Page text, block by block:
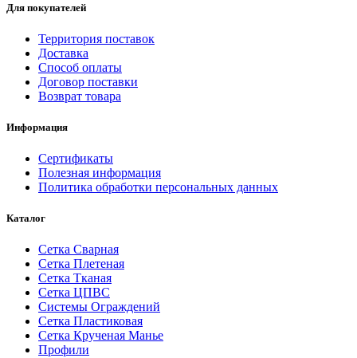
Для покупателей
Территория поставок
Доставка
Способ оплаты
Договор поставки
Возврат товара
Информация
Сертификаты
Полезная информация
Политика обработки персональных данных
Каталог
Сетка Сварная
Сетка Плетеная
Сетка Тканая
Сетка ЦПВС
Системы Ограждений
Сетка Пластиковая
Сетка Крученая Манье
Профили